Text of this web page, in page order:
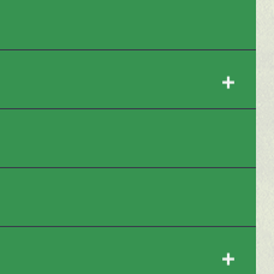
+
+